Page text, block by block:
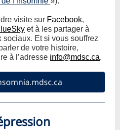
visite sur Facebook,
et à les partager à
Et si vous souffrez
de votre histoire,
à l’adresse info@mdsc.ca.